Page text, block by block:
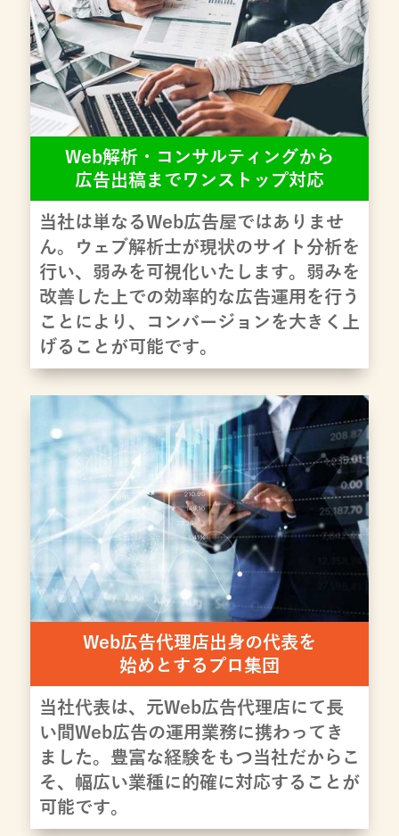
Web解析・コンサルティングから
広告出稿までワンストップ対応
当社は単なるWeb広告屋ではありませ
ん。ウェブ解析士が現状のサイト分析を
行い、弱みを可視化いたします。弱みを
改善した上での効率的な広告運用を行う
ことにより、コンバージョンを大きく上
げることが可能です。
Web広告代理店出身の代表を
始めとするプロ集団
当社代表は、元Web広告代理店にて長
い間Web広告の運用業務に携わってき
ました。豊富な経験をもつ当社だからこ
そ、幅広い業種に的確に対応することが
可能です。